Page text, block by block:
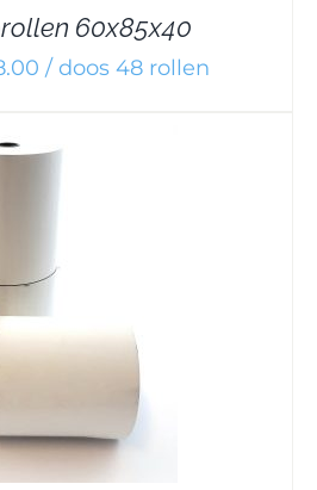
60x85x40
/ doos 48 rollen